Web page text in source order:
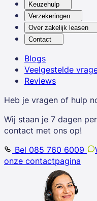
Keuzehulp
Verzekeringen
Over zakelijk leasen
Contact
Blogs
Veelgestelde
Reviews
Heb je vragen of hulp
Wij staan je 7 dagen
contact met ons op!
Bel 085 760 6009
onze contactpagina